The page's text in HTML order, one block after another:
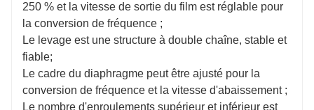
250 % et la vitesse de sortie du film est réglable pour
la conversion de fréquence ;
Le levage est une structure à double chaîne, stable et
fiable;
Le cadre du diaphragme peut être ajusté pour la
conversion de fréquence et la vitesse d'abaissement ;
Le nombre d'enroulements supérieur et inférieur est